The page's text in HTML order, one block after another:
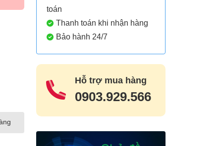
toán
Thanh toán khi nhận hàng
Bảo hành 24/7
Hỗ trợ mua hàng
0903.929.566